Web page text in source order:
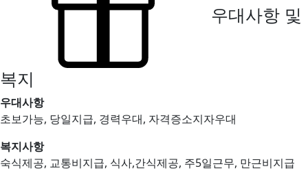
우대사항 및
복지
우대사항
초보가능, 당일지급, 경력우대, 자격증소지자우대
복지사항
숙식제공, 교통비지급, 식사,간식제공, 주5일근무, 만근비지급